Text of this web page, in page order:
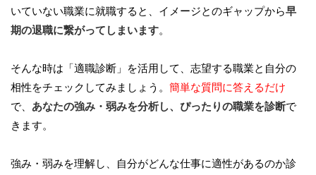
いていない職業に就職すると、イメージとのギャップから早
期の退職に繋がってしまいます。
そんな時は「適職診断」を活用して、志望する職業と自分の
相性をチェックしてみましょう。 簡単な質問に答えるだけ
で、 あなたの強み・弱みを分析し、ぴったりの職業を診断で
きます。
強み・弱みを理解し、自分がどんな仕事に適性があるのか診